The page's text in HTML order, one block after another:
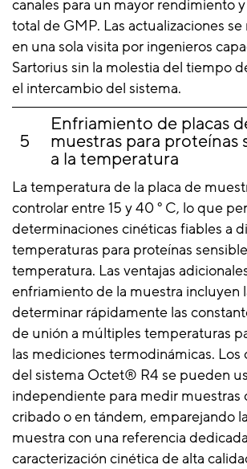
canales para un mayor rendimiento
total de GMP. Las actualizaciones se
en una sola visita por ingenieros
Sartorius sin la molestia del tiempo
el intercambio del sistema.
Enfriamiento de placas
muestras para proteínas
a la temperatura
La temperatura de la placa de
controlar entre 15 y 40 ° C, lo que
determinaciones cinéticas fiables a
temperaturas para proteínas
temperatura. Las ventajas
enfriamiento de la muestra incluyen
determinar rápidamente las
de unión a múltiples temperaturas
las mediciones termodinámicas. Los
del sistema Octet® R4 se pueden
independiente para medir muestras
cribado o en tándem, emparejando
muestra con una referencia
caracterización cinética de alta